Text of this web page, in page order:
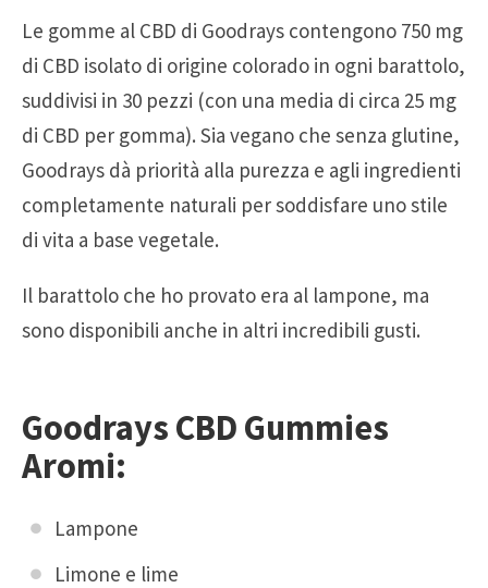
Le gomme al CBD di Goodrays contengono 750 mg
di CBD isolato di origine colorado in ogni barattolo,
suddivisi in 30 pezzi (con una media di circa 25 mg
di CBD per gomma). Sia vegano che senza glutine,
Goodrays dà priorità alla purezza e agli ingredienti
completamente naturali per soddisfare uno stile
di vita a base vegetale.
Il barattolo che ho provato era al lampone, ma
sono disponibili anche in altri incredibili gusti.
Goodrays CBD Gummies
Aromi:
Lampone
Limone e lime